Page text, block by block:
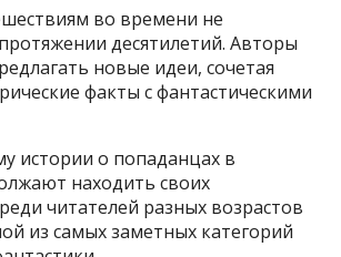
во времени не
десятилетий. Авторы
новые идеи, сочетая
факты с фантастическими
истории о попаданцах в
находить своих
читателей разных возрастов
из самых заметных категорий